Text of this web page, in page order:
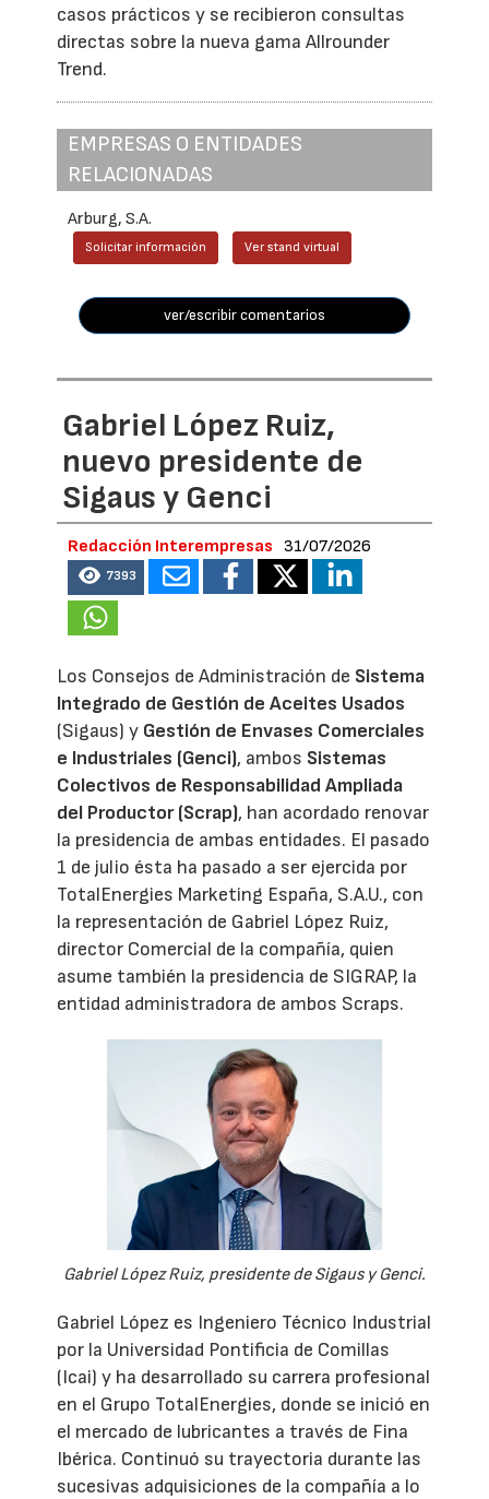
casos prácticos y se recibieron consultas
directas sobre la nueva gama Allrounder
Trend.
EMPRESAS O ENTIDADES
RELACIONADAS
Arburg, S.A.
Solicitar información Ver stand virtual
ver/escribir comentarios
Gabriel López Ruiz,
nuevo presidente de
Sigaus y Genci
Redacción Interempresas 31/07/2026
7393
Los Consejos de Administración de Sistema
Integrado de Gestión de Aceites Usados
(Sigaus) y Gestión de Envases Comerciales
e Industriales (Genci), ambos Sistemas
Colectivos de Responsabilidad Ampliada
del Productor (Scrap), han acordado renovar
la presidencia de ambas entidades. El pasado
1 de julio ésta ha pasado a ser ejercida por
TotalEnergies Marketing España, S.A.U., con
la representación de Gabriel López Ruiz,
director Comercial de la compañía, quien
asume también la presidencia de SIGRAP, la
entidad administradora de ambos Scraps.
Gabriel López Ruiz, presidente de Sigaus y Genci.
Gabriel López es Ingeniero Técnico Industrial
por la Universidad Pontificia de Comillas
(Icai) y ha desarrollado su carrera profesional
en el Grupo TotalEnergies, donde se inició en
el mercado de lubricantes a través de Fina
Ibérica. Continuó su trayectoria durante las
sucesivas adquisiciones de la compañía a lo